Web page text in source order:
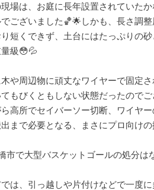
場は、お庭に長年設置されていた
でございました🏀🌟しかも、長さ調
り短くできず、土台にはたっぷりの
級😳💦
木や周辺物に頑丈なワイヤーで固定
てもびくともしない状態だったので
高所でセイバーソー切断、ワイヤ
まで必要となる、まさにプロ向け
市で大型バスケットゴールの処分は
は、引っ越しや片付けなどで一度